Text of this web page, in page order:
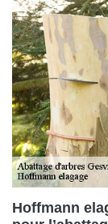
Hoffmann